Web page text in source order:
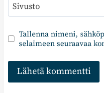
Sivusto
Tallenna nimeni,
selaimeen seuraavaa